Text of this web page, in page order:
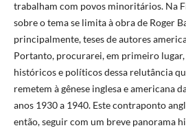
trabalham com povos minoritários. Na
sobre o tema se limita à obra de Roger
principalmente, teses de autores
Portanto, procurarei, em primeiro
históricos e políticos dessa relutância
remetem à gênese inglesa e americana
anos 1930 a 1940. Este contraponto
então, seguir com um breve panorama